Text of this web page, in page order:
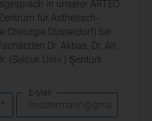
in unserer ARTEO
für Ästhetisch-
Chirurgie Düsseldorf) bei
Dr. Akbas, Dr. Alt
(Selcuk Univ.) Şentürk
E-Mail